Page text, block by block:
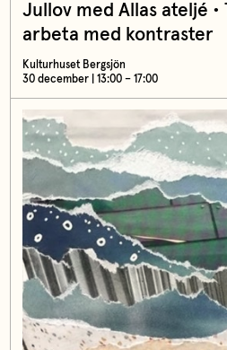
Jullov med Allas ateljé
arbeta med kontraster
Kulturhuset Bergsjön
30 december | 13:00 – 17:00